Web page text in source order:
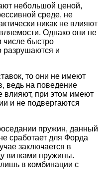
небольшой ценой,
среде, не
никак не влияют
Однако они не
числе быстро
разрушаются и
то они не имеют
ведь на поведение
влияют, при этом имеют
и не подвергаются
пружин, данный
сработает для Форда
заключается в
витками пружины.
в комбинации с